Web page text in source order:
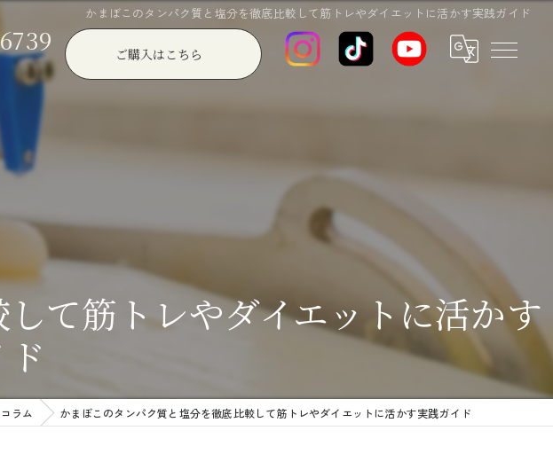
かまぼこのタンパク質と塩分を徹底比較して筋トレやダイエットに活かす実践ガイド
ご購入はこちら
て筋トレやダイエットに活かす
コラム かまぼこのタンパク質と塩分を徹底比較して筋トレやダイエットに活かす実践ガイド